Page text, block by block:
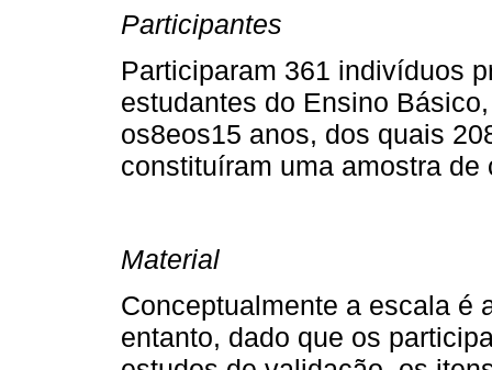
Participantes
Participaram 361 indivíduos
estudantes do Ensino
os8eos15 anos, dos quais
constituíram uma amostra de
Material
Conceptualmente a escala é
entanto, dado que os